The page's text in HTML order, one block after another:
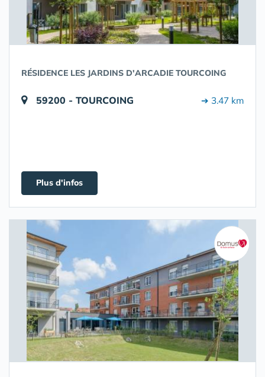
RÉSIDENCE LES JARDINS D'ARCADIE TOURCOING
59200 - TOURCOING ➔ 3.47 km
Plus d'infos